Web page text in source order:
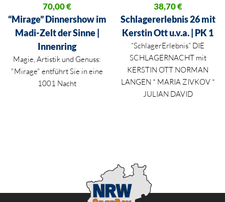
Ursprünglicher Preis war: 116,00 €
70,00€
Aktueller Preis ist: 70,00 €.
“Mirage” Dinnershow im
Madi-Zelt der Sinne |
Innenring
Magie, Artistik und Genuss:
"Mirage" entführt Sie in eine
1001 Nacht
Ursprünglicher Preis war:
38,70€
Aktueller Preis ist: 38,70 €.
Schlagererlebnis 26 mit
Kerstin Ott u.v.a. | PK 1
“SchlagerErlebnis” DIE
SCHLAGERNACHT mit
KERSTIN OTT NORMAN
LANGEN * MARIA ZIVKOV *
JULIAN DAVID